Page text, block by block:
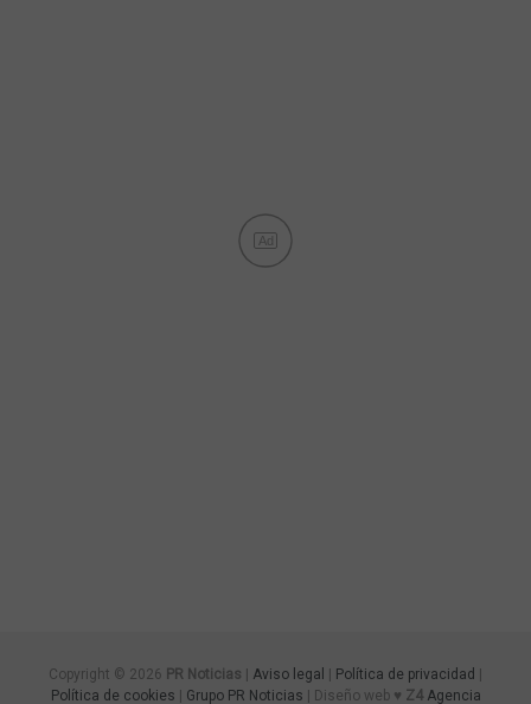
Ad
Copyright © 2026 PR Noticias | Aviso legal | Política de privacidad |
Política de cookies | Grupo PR Noticias | Diseño web ♥ Z4 Agencia